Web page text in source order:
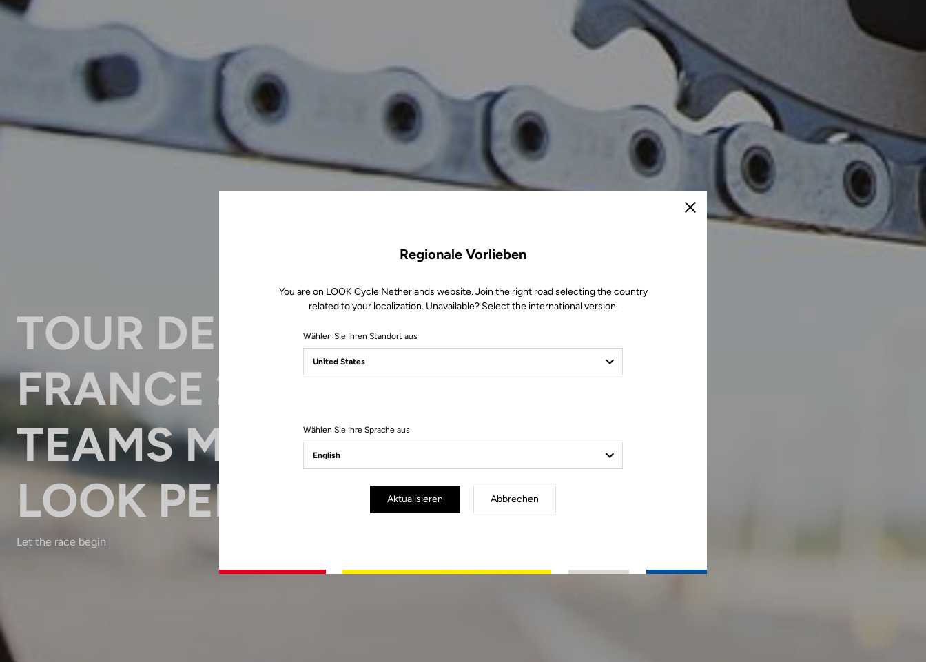
TOUR DE
FRANCE 2022
TEAMS MIT
LOOK PEDALEN
Let the race begin
Schließen
Regionale Vorlieben
You are on LOOK Cycle Netherlands website. Join the right road selecting the country
related to your localization. Unavailable? Select the international version.
Wählen Sie Ihren Standort aus
Wählen Sie Ihre Sprache aus
Aktualisieren Abbrechen